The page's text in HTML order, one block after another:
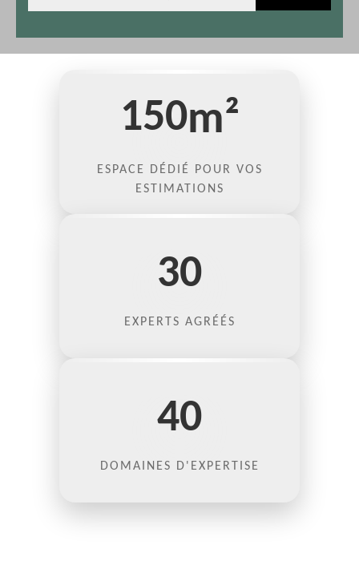
150m²
ESPACE DÉDIÉ POUR VOS
ESTIMATIONS
30
EXPERTS AGRÉÉS
40
DOMAINES D'EXPERTISE